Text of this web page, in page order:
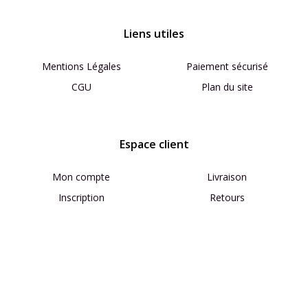
Liens utiles
Mentions Légales
CGU
Paiement sécurisé
Plan du site
Espace client
Mon compte
Inscription
Livraison
Retours